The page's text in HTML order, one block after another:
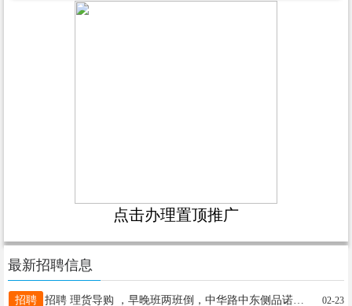
点击办理置顶推广
最新招聘信息
招聘 招聘 理货导购 ，早晚班两班倒，中华路中东侧​品诺有文具生活馆，工资3000－5000，电话15532986441 02-23